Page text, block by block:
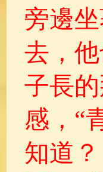
旁邊
去，
子長
感，“
知道？